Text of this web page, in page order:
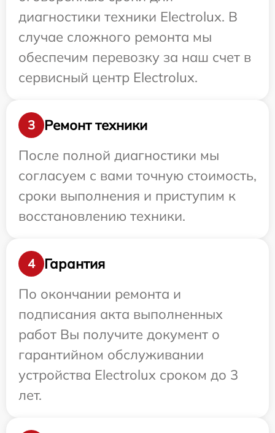
диагностики техники Electrolux. В
случае сложного ремонта мы
обеспечим перевозку за наш счет в
сервисный центр Electrolux.
3
Ремонт техники
После полной диагностики мы
согласуем с вами точную стоимость,
сроки выполнения и приступим к
восстановлению техники.
4
Гарантия
По окончании ремонта и
подписания акта выполненных
работ Вы получите документ о
гарантийном обслуживании
устройства Electrolux сроком до 3
лет.